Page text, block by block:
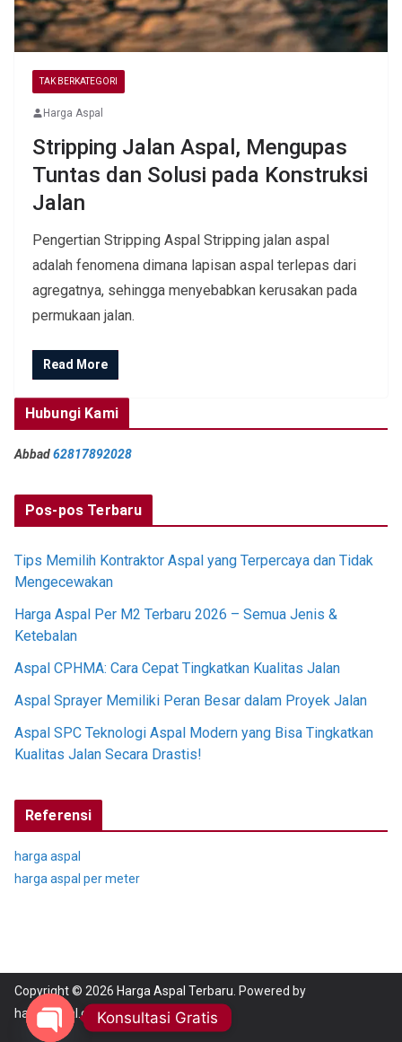
TAK BERKATEGORI
Harga Aspal
Stripping Jalan Aspal, Mengupas
Tuntas dan Solusi pada Konstruksi
Jalan
Pengertian Stripping Aspal Stripping jalan aspal
adalah fenomena dimana lapisan aspal terlepas dari
agregatnya, sehingga menyebabkan kerusakan pada
permukaan jalan.
Read More
Hubungi Kami
Abbad62817892028
Pos-pos Terbaru
Tips Memilih Kontraktor Aspal yang Terpercaya dan Tidak
Mengecewakan
Harga Aspal Per M2 Terbaru 2026 – Semua Jenis &
Ketebalan
Aspal CPHMA: Cara Cepat Tingkatkan Kualitas Jalan
Aspal Sprayer Memiliki Peran Besar dalam Proyek Jalan
Aspal SPC Teknologi Aspal Modern yang Bisa Tingkatkan
Kualitas Jalan Secara Drastis!
Referensi
harga aspal
harga aspal per meter
Copyright © 2026 Harga Aspal Terbaru . Powered by
hargaaspal.comKonsultasi Gratis